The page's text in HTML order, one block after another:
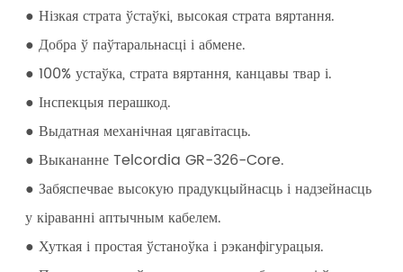
● Нізкая страта ўстаўкі, высокая страта вяртання.
● Добра ў паўтаральнасці і абмене.
● 100% устаўка, страта вяртання, канцавы твар і.
● Інспекцыя перашкод.
● Выдатная механічная цягавітасць.
● Выкананне Telcordia GR-326-Core.
● Забяспечвае высокую прадукцыйнасць і надзейнасць
у кіраванні аптычным кабелем.
● Хуткая і простая ўстаноўка і рэканфігурацыя.